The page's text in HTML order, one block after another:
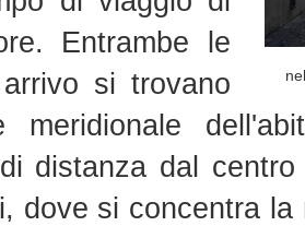
Entrambe le
si trovano
meridionale
distanza dal
dove si concentra